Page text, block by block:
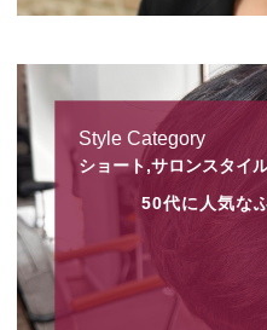
Style Category
ショート,サロンスタイ
50代に人気な